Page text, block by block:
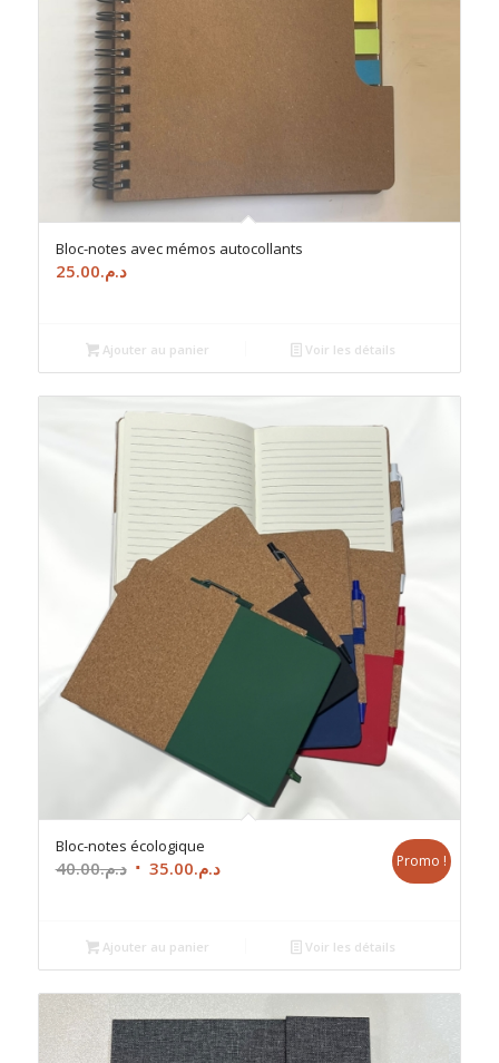
Bloc-notes avec mémos autocollants
د.م.25.00
Ajouter au panier Voir les détails
Bloc-notes écologique
د.م.40.00
Le
était :
د.م.40.00.
د.م.35.00
Le
د.م.35.00.
Promo !
Ajouter au panier Voir les détails